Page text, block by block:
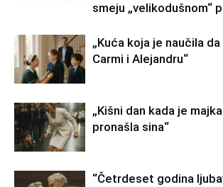
smeju „velikodušnom“
„Kuća koja je naučila
Carmi i Alejandru“
„Kišni dan kada je
pronašla sina“
“Četrdeset godina